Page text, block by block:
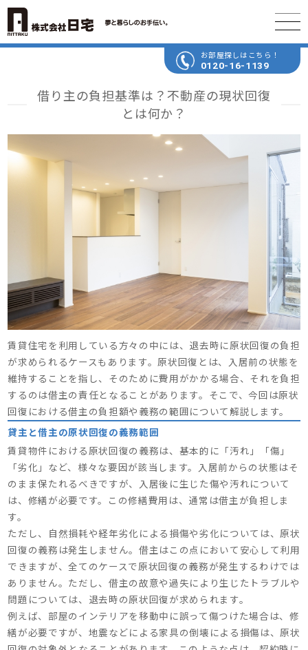
お部屋探しはこちら！
0120-16-1139
借り主の負担基準は？不動産の現状回復
とは何か？
賃貸住宅を利用している方々の中には、退去時に原状回復の負担
が求められるケースもあります。原状回復とは、入居前の状態を
維持することを指し、そのために費用がかかる場合、それを負担
するのは借主の責任となることがあります。そこで、今回は原状
回復における借主の負担額や義務の範囲について解説します。
貸主と借主の原状回復の義務範囲
賃貸物件における原状回復の義務は、基本的に「汚れ」「傷」
「劣化」など、様々な要因が該当します。入居前からの状態はそ
のまま保たれるべきですが、入居後に生じた傷や汚れについて
は、修繕が必要です。この修繕費用は、通常は借主が負担しま
す。
ただし、自然損耗や経年劣化による損傷や劣化については、原状
回復の義務は発生しません。借主はこの点において安心して利用
できますが、全てのケースで原状回復の義務が発生するわけでは
ありません。ただし、借主の故意や過失により生じたトラブルや
問題については、退去時の原状回復が求められます。
例えば、部屋のインテリアを移動中に誤って傷つけた場合は、修
繕が必要ですが、地震などによる家具の倒壊による損傷は、原状